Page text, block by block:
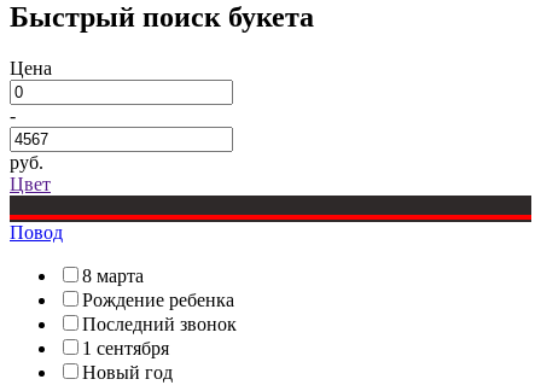
Быстрый поиск букета
Цена
-
руб.
Цвет
Повод
8 марта
Рождение ребенка
Последний звонок
1 сентября
Новый год